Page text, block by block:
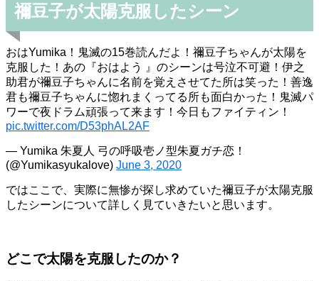
禰豆子が太陽克服したシーン
おはYumika！鬼滅の15巻読んだよ！禰豆子ちゃんが太陽を
克服した！あの『おはよう 』のシーンは号泣不可避！伊之
助君が禰豆子ちゃんに名前を覚えさせてた所は笑った！善逸
君も禰豆子ちゃんに惚れまくってる所も面白かった！鬼滅パ
ワーで夜ドラム頑張って来ます！今日もファイティン！
pic.twitter.com/D53phAL2AF
— Yumika 朱夏人 弓の呼吸壱ノ型朱夏ガチ恋！
(@Yumikasyukalove) June 3, 2020
ではここで、実際に無惨が探し求めていた禰豆子が太陽克服
したシーンについて詳しく見ていきたいと思います。
どこで太陽を克服したのか？